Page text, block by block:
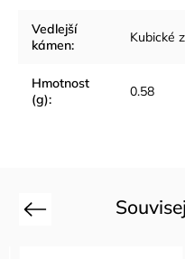
Vedlejší
kámen: Kubické
Hmotnost
(g): 0.58
Previous